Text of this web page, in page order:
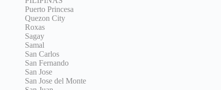
Puerto Princesa
Quezon City
Roxas
Sagay
Samal
San Carlos
San Fernando
San Jose
San Jose del Monte